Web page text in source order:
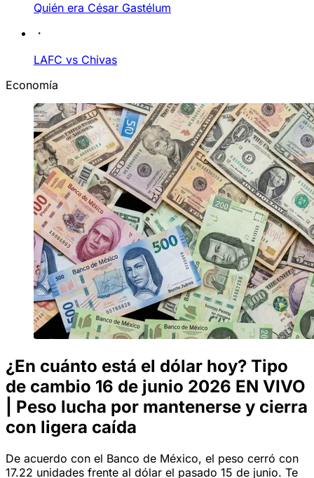
Quién era César Gastélum
LAFC vs Chivas
Economía
¿En cuánto está el dólar hoy? Tipo
de cambio 16 de junio 2026 EN VIVO
| Peso lucha por mantenerse y cierra
con ligera caída
De acuerdo con el Banco de México, el peso cerró con
17.22 unidades frente al dólar el pasado 15 de junio. Te